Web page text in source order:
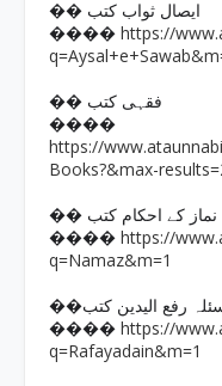
�� ایصال ثواب کتب
���� https://
�� فقہی کتب
����
https://
Books?&max-
�� نماز کے احکام کتب
���� https://
q=Namaz&m=1
رفع الیدین کتب
���� https://
q=Rafayadain&m=1